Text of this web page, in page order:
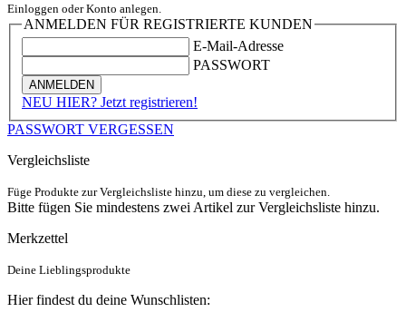
Einloggen oder Konto anlegen.
ANMELDEN FÜR REGISTRIERTE KUNDEN
E-Mail-Adresse
PASSWORT
ANMELDEN
NEU HIER? Jetzt registrieren!
PASSWORT VERGESSEN
Vergleichsliste
Füge Produkte zur Vergleichsliste hinzu, um diese zu vergleichen.
Bitte fügen Sie mindestens zwei Artikel zur Vergleichsliste hinzu.
Merkzettel
Deine Lieblingsprodukte
Hier findest du deine Wunschlisten: